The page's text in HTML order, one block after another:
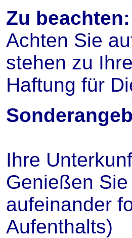
Zu beachten:
Achten Sie
stehen zu
Haftung für
Ihre
Genießen
aufeinander
Aufenthalts)